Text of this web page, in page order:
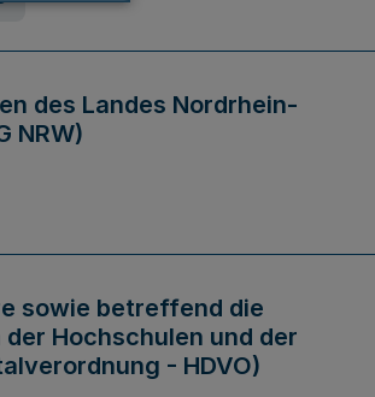
des Landes Nordrhein-
NRW)
sowie betreffend die
Hochschulen und der
- HDVO)